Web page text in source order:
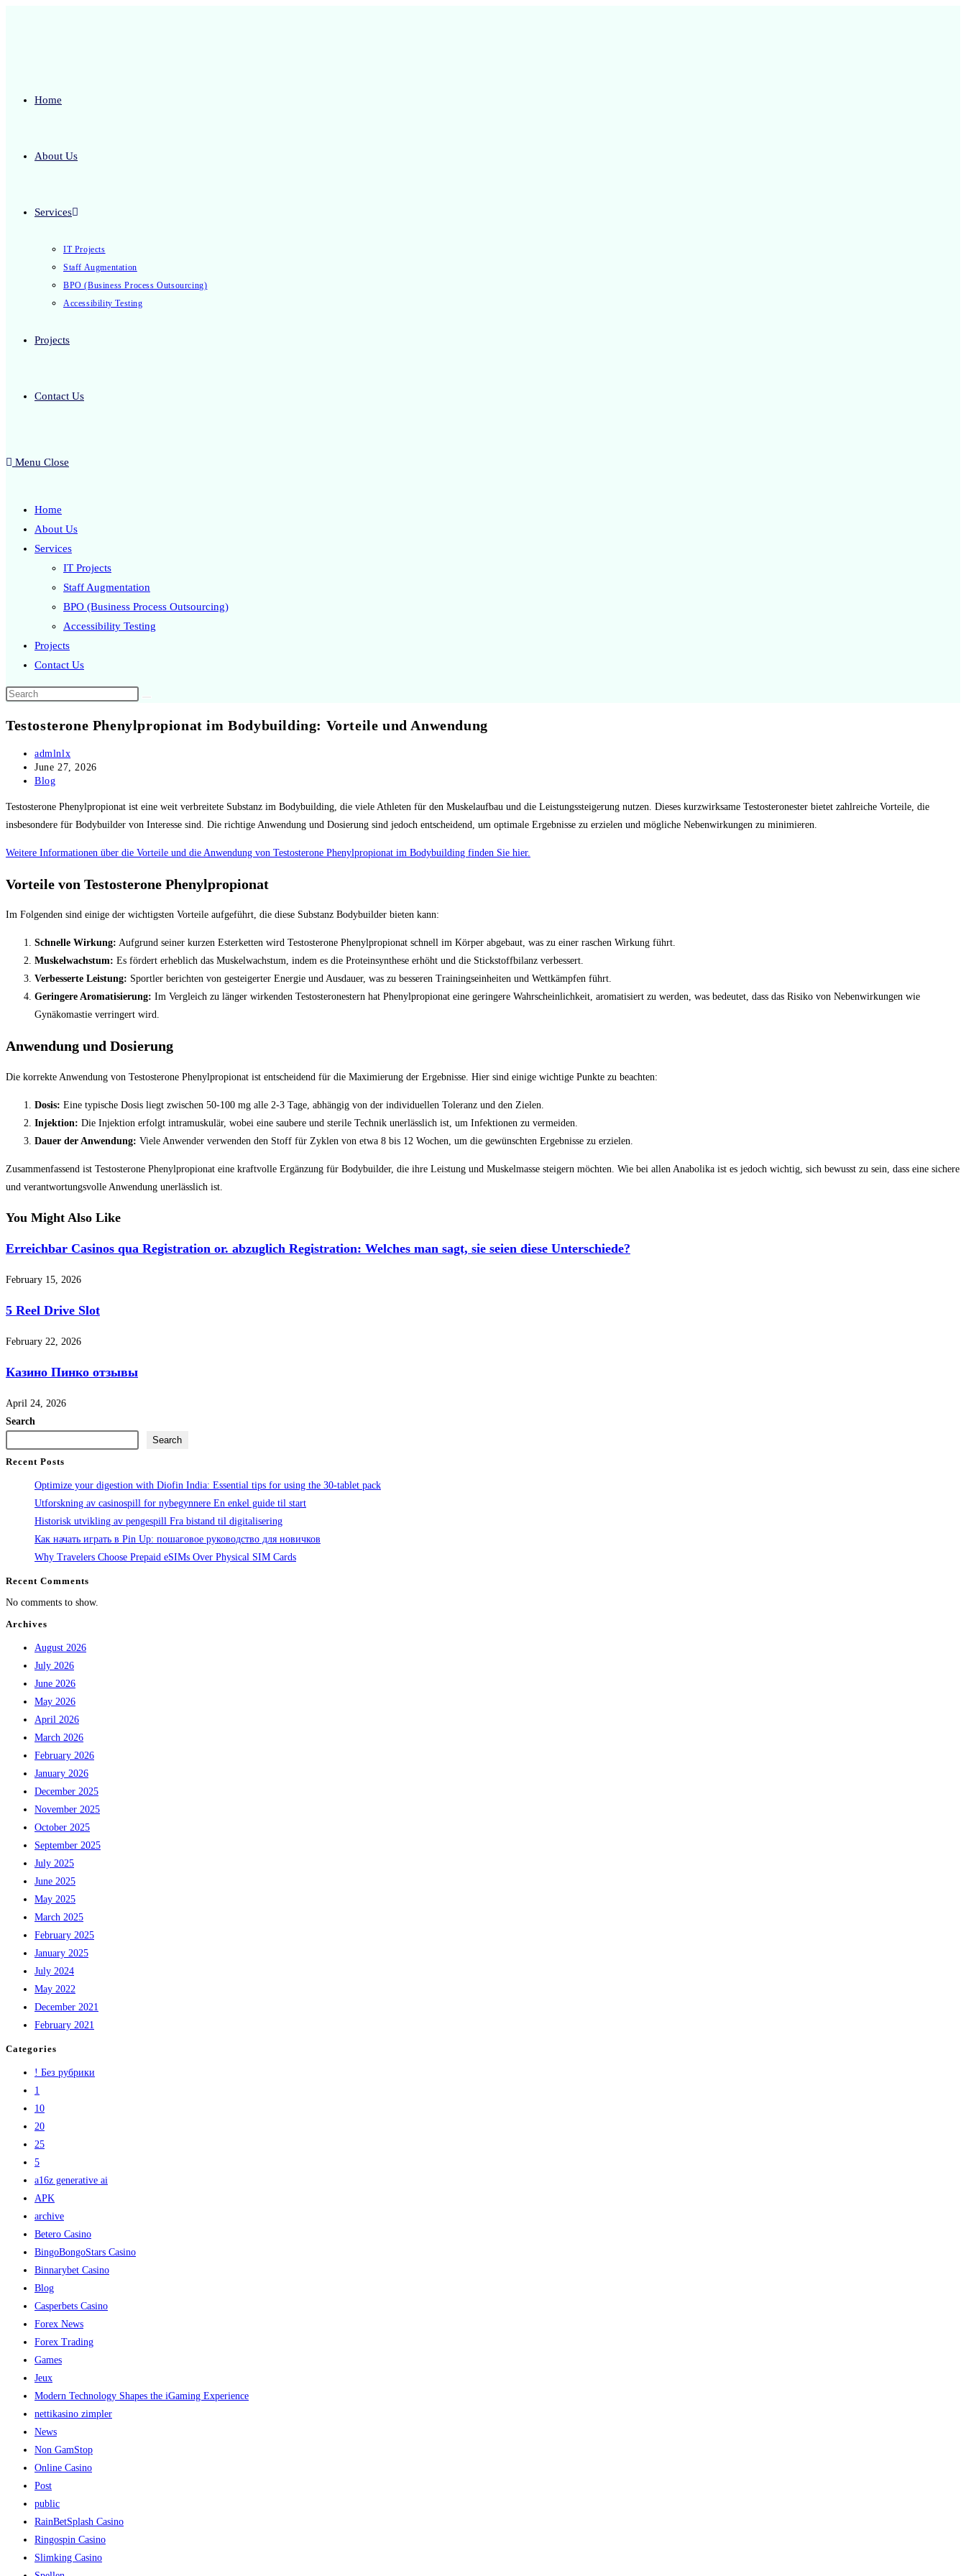
Home
About Us
Services
IT Projects
Staff Augmentation
BPO (Business Process Outsourcing)
Accessibility Testing
Projects
Contact Us
Menu Close
Home
About Us
Services
IT Projects
Staff Augmentation
BPO (Business Process Outsourcing)
Accessibility Testing
Projects
Contact Us
Testosterone Phenylpropionat im Bodybuilding: Vorteile und Anwendung
admlnlx
June 27, 2026
Blog
Testosterone Phenylpropionat ist eine weit verbreitete Substanz im Bodybuilding, die viele Athleten für den Muskelaufbau und die Leistungssteigerung nutzen. Dieses kurzwirksame Testosteronester bietet zahlreiche Vorteile, die
insbesondere für Bodybuilder von Interesse sind. Die richtige Anwendung und Dosierung sind jedoch entscheidend, um optimale Ergebnisse zu erzielen und mögliche Nebenwirkungen zu minimieren.
Weitere Informationen über die Vorteile und die Anwendung von Testosterone Phenylpropionat im Bodybuilding finden Sie hier.
Vorteile von Testosterone Phenylpropionat
Im Folgenden sind einige der wichtigsten Vorteile aufgeführt, die diese Substanz Bodybuilder bieten kann:
Schnelle Wirkung: Aufgrund seiner kurzen Esterketten wird Testosterone Phenylpropionat schnell im Körper abgebaut, was zu einer raschen Wirkung führt.
Muskelwachstum: Es fördert erheblich das Muskelwachstum, indem es die Proteinsynthese erhöht und die Stickstoffbilanz verbessert.
Verbesserte Leistung: Sportler berichten von gesteigerter Energie und Ausdauer, was zu besseren Trainingseinheiten und Wettkämpfen führt.
Geringere Aromatisierung: Im Vergleich zu länger wirkenden Testosteronestern hat Phenylpropionat eine geringere Wahrscheinlichkeit, aromatisiert zu werden, was bedeutet, dass das Risiko von Nebenwirkungen wie
Gynäkomastie verringert wird.
Anwendung und Dosierung
Die korrekte Anwendung von Testosterone Phenylpropionat ist entscheidend für die Maximierung der Ergebnisse. Hier sind einige wichtige Punkte zu beachten:
Dosis: Eine typische Dosis liegt zwischen 50-100 mg alle 2-3 Tage, abhängig von der individuellen Toleranz und den Zielen.
Injektion: Die Injektion erfolgt intramuskulär, wobei eine saubere und sterile Technik unerlässlich ist, um Infektionen zu vermeiden.
Dauer der Anwendung: Viele Anwender verwenden den Stoff für Zyklen von etwa 8 bis 12 Wochen, um die gewünschten Ergebnisse zu erzielen.
Zusammenfassend ist Testosterone Phenylpropionat eine kraftvolle Ergänzung für Bodybuilder, die ihre Leistung und Muskelmasse steigern möchten. Wie bei allen Anabolika ist es jedoch wichtig, sich bewusst zu sein, dass eine sichere
und verantwortungsvolle Anwendung unerlässlich ist.
You Might Also Like
Erreichbar Casinos qua Registration or. abzuglich Registration: Welches man sagt, sie seien diese Unterschiede?
February 15, 2026
5 Reel Drive Slot
February 22, 2026
Казино Пинко отзывы
April 24, 2026
Search
Search
Recent Posts
Optimize your digestion with Diofin India: Essential tips for using the 30-tablet pack
Utforskning av casinospill for nybegynnere En enkel guide til start
Historisk utvikling av pengespill Fra bistand til digitalisering
Как начать играть в Pin Up: пошаговое руководство для новичков
Why Travelers Choose Prepaid eSIMs Over Physical SIM Cards
Recent Comments
No comments to show.
Archives
August 2026
July 2026
June 2026
May 2026
April 2026
March 2026
February 2026
January 2026
December 2025
November 2025
October 2025
September 2025
July 2025
June 2025
May 2025
March 2025
February 2025
January 2025
July 2024
May 2022
December 2021
February 2021
Categories
! Без рубрики
1
10
20
25
5
a16z generative ai
APK
archive
Betero Casino
BingoBongoStars Casino
Binnarybet Casino
Blog
Casperbets Casino
Forex News
Forex Trading
Games
Jeux
Modern Technology Shapes the iGaming Experience
nettikasino zimpler
News
Non GamStop
Online Casino
Post
public
RainBetSplash Casino
Ringospin Casino
Slimking Casino